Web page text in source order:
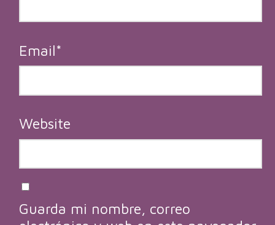
Email*
Website
Guarda mi nombre, correo